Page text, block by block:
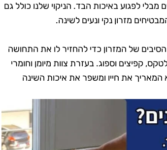
לפגוע באיכות הבד. הניקוי שלנו כולל גם
מזרון נקי ונעים לשינה.
הסיבים של המזרון כדי להחזיר לו את התחושה
קפיצים וספוג. בעזרת צוות מיומן וחומרי
המאריך את חייו ומשפר את איכות השינה